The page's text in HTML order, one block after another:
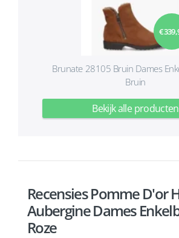
€
Brunate 28105 Bruin Dames
Bruin
Bekijk alle producten
Recensies Pomme D'or
Aubergine Dames
Roze